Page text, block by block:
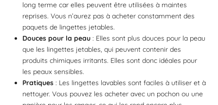
long terme car elles peuvent être utilisées à maintes
reprises. Vous n’aurez pas à acheter constamment des
paquets de lingettes jetables.
Douces pour la peau : Elles sont plus douces pour la peau
que les lingettes jetables, qui peuvent contenir des
produits chimiques irritants. Elles sont donc idéales pour
les peaux sensibles.
Pratiques : Les lingettes lavables sont faciles à utiliser et à
nettoyer. Vous pouvez les acheter avec un pochon ou une